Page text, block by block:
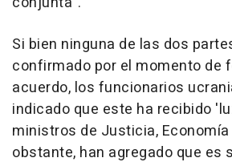
Si bien ninguna de las dos
confirmado por el momento de
acuerdo, los funcionarios
indicado que este ha recibido
ministros de Justicia,
obstante, han agregado que es